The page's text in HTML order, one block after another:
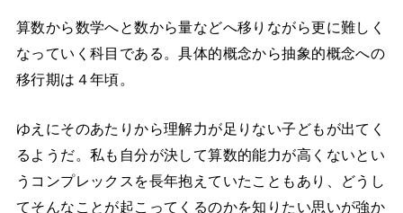
算数から数学へと数から量などへ移りながら更に難しく
なっていく科目である。具体的概念から抽象的概念への
移行期は４年頃。
ゆえにそのあたりから理解力が足りない子どもが出てく
るようだ。私も自分が決して算数的能力が高くないとい
うコンプレックスを長年抱えていたこともあり、どうし
てそんなことが起こってくるのかを知りたい思いが強か